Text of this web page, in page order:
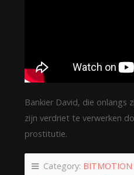
Bankier David, die onlangs
zijn verdriet te verwerken
prostitutie.
Category: